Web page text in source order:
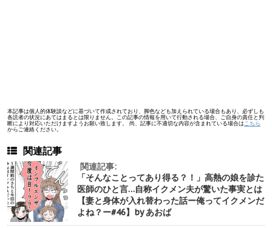
本記事は個人的体験談などに基づいて作成されており、脚色なども加えられている場合もあり、必ずしも
各読者の状況にあてはまるとは限りません。この記事の情報を用いて行動される場合、ご自身の責任と判
断により対応いただけますようお願い致します。 尚、記事に不適切な内容が含まれている場合はこちら
からご連絡ください。
関連記事
関連記事:
「そんなことってあり得る？！」高熱の娘を診た
医師のひと言…自称イクメン夫が驚いた事実とは
【妻と身体が入れ替わった話ー俺ってイクメンだ
よね？ー#46】by あおば